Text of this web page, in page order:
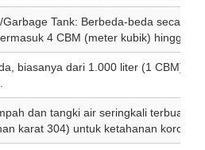
Garbage Tank: Berbeda-beda secara
4 CBM (meter kubik) hingga 8
biasanya dari 1.000 liter (1 CBM)
dan tangki air seringkali terbuat
karat 304) untuk ketahanan korosi